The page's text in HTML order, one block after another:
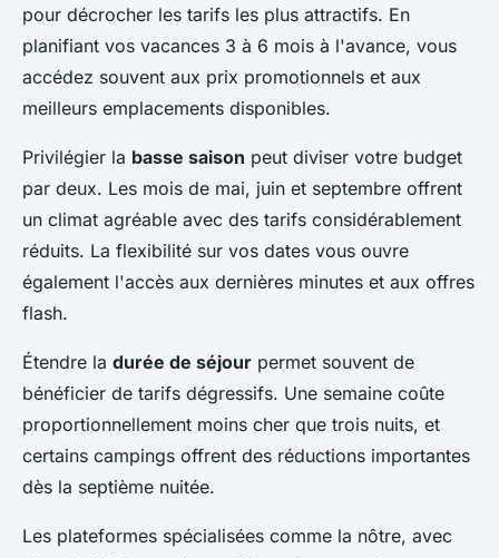
pour décrocher les tarifs les plus attractifs. En
planifiant vos vacances 3 à 6 mois à l'avance, vous
accédez souvent aux prix promotionnels et aux
meilleurs emplacements disponibles.
Privilégier la basse saison peut diviser votre budget
par deux. Les mois de mai, juin et septembre offrent
un climat agréable avec des tarifs considérablement
réduits. La flexibilité sur vos dates vous ouvre
également l'accès aux dernières minutes et aux offres
flash.
Étendre la durée de séjour permet souvent de
bénéficier de tarifs dégressifs. Une semaine coûte
proportionnellement moins cher que trois nuits, et
certains campings offrent des réductions importantes
dès la septième nuitée.
Les plateformes spécialisées comme la nôtre, avec